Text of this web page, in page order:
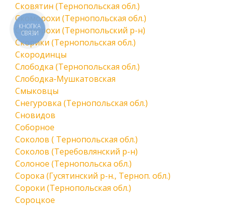
Сковятин (Тернопольская обл.)
Скоморохи (Тернопольская обл.)
Скоморохи (Тернопольский р-н)
Скорики (Тернопольская обл.)
Скородинцы
Слободка (Тернопольская обл.)
Слободка-Мушкатовская
Смыковцы
Снегуровка (Тернопольская обл.)
Сновидов
Соборное
Соколов ( Тернопольская обл.)
Соколов (Теребовлянский р-н)
Солоное (Тернопольска обл.)
Сорока (Гусятинский р-н., Терноп. обл.)
Сороки (Тернопольская обл.)
Сороцкое
КНОПКА
СВЯЗИ